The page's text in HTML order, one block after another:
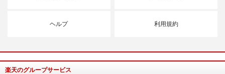
ヘルプ 利用規約
楽天のグループサービス